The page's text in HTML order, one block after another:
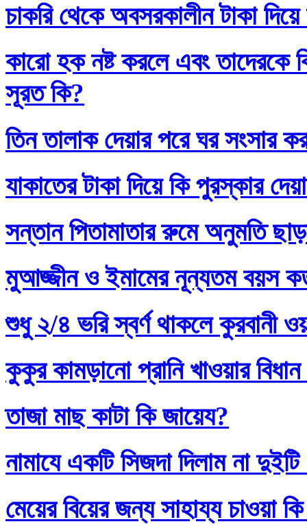
চাকরি থেকে অবসরকালীন টাকা
কারো হক নষ্ট করলে এবং তাদেরকে
সূরত কি?
তিন তালাক দেয়ার পরে ঘর সংসার
যাকাতের টাকা দিয়ে কি পুরস্কার
সন্তান পিতামাতার রুমে অনুমতি
মুআজ্জীন ও ইমামের নূন্যতম বয়স
শুধু ২/৪ ভরি স্বর্ণ থাকলে কুরবানী
কুকুর কামড়ানো প্রানি খাওয়ার
তাজা মাছ কাটা কি জায়েয?
নামাযে একটি সিজদা দিলাম না
মেয়ের বিয়ের জন্য সাহায্য চাওয়া